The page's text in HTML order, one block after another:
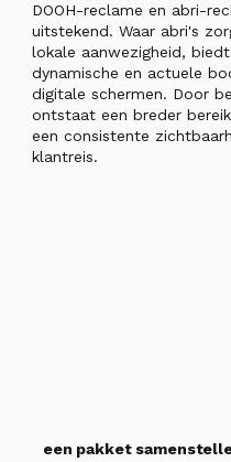
DOOH-reclame en abri-
uitstekend. Waar abri's
lokale aanwezigheid,
dynamische en actuele
digitale schermen. Door
ontstaat een breder
een consistente
klantreis.
een pakket